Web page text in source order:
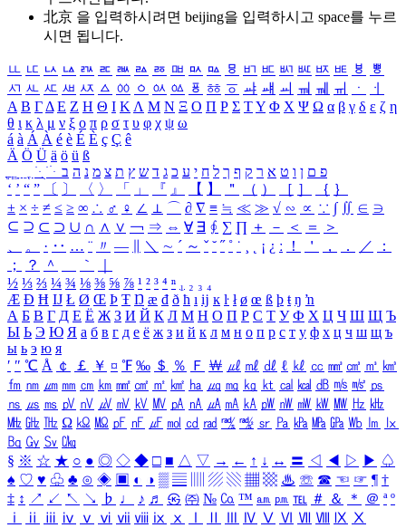
北京 을 입력하시려면 beijing을 입력하시고 space를 누르
시면 됩니다.
ㅥ ㅦ ㅧ ㅨ ㅩ ㅪ ㅫ ㅬ ㅭ ㅮ ㅯ ㅰ ㅱ ㅲ ㅳ ㅴ ㅵ ㅶ ㅷ ㅸ
ㅹ
ㅺ ㅻ ㅼ ㅽ ㅾ ㅿ ㆀ ㆁ ㆂ ㆃ ㆄ ㆅ ㆆ ㆇ ㆈ ㆉ ㆊ ㆋ ㆌ ㆍ
ㆎ
Α Β ΓΔ Ε Ζ Η Θ Ι ΚΛ Μ Ν Ξ Ο Π Ρ Σ ΤΥ Φ Χ Ψ Ω α β γ δ ε ζ η
θ ι κ λ μ ν ξ ο π ρ σ τ υ φ χ ψ ω
á à Á À é è É È ç Ç ê
Ä Ö Ü ä ö ü ß
ִֶֹ ֻּ ׁׂ פ ם ן ו ט א ר ק ף ך ל ח י ע כ ג ד ש ץ ת צ מ נ ה ב
‘ ’ “ ” 〔 〕 〈 〉 「 」 『 』 【 】 ＂ （ ） ［ ］ ｛ ｝
± × ÷ ≠ ≤ ≥ ∞ ∴ ♂ ♀ ∠ ⊥ ⌒ ∂ ∇ ≡ ≒ ≪ ≫ √ ∽ ∝ ∵ ∫ ∬ ∈ ∋
⊆ ⊇ ⊂ ⊃ ∪ ∩ ∧ ∨ ￢ ⇒ ⇔ ∀ ∃ ∮ ∑ ∏ ＋ － ＜ ＝
＞
、
。 · ‥ … ¨ 〃 ― ＼ ∼ ´ ～ ˇ ˘ ˝ ˚ ˙ ¸ ¡ ¿ ː ！ ＇ ， ． ／
：
；
？ ＾ ｀
½ ⅓ ⅔ ¼ ¾ ⅛ ⅜ ⅝ ⅞ ¹ ² ³ ⁴ ⁿ ₁ ₂ ₃ ₄
Æ Ð Ħ Ĳ Ł Ø Œ Þ Ŧ Ŋ æ đ ð ħ ı ĳ ĸ ŀ ł ø œ ß þ ŧ ŋ ŉ
А Б В Г Д Е Ё Ж З И Й К Л М Н О П Р С Т У Ф Х Ц Ч Ш Щ Ъ
Ы Ь Э Ю Я а б в г д е ё ж з и й к л м н о п р с т у ф х ц ч ш щ ъ
ы ь э ю я
′ ″ ℃ Å ￠ ￡ ￥ ¤ ℉ ‰ ＄ ％ Ｆ ￦ ㎕ ㎖ ㎗ ℓ ㎘ ㏄ ㎣ ㎤ ㎥ ㎦
㎙ ㎚ ㎛ ㎜ ㎝ ㎞ ㎟ ㎠ ㎡ ㎢ ㏊ ㎍ ㎎ ㎏ ㏏ ㎈ ㎉ ㏈ ㎧ ㎨ ㎰
㎱ ㎲ ㎳ ㎴ ㎵ ㎶ ㎷ ㎸ ㎹ ㎀ ㎁ ㎂ ㎃ ㎄ ㎺ ㎻ ㎽ ㎾ ㎿ ㎐ ㎑
㎒ ㎓ ㎔ Ω ㏀ ㏁ ㎊ ㎋ ㎌ ㏖ ㏅ ㎭ ㎮ ㎯ ㏛ ㎩ ㎪ ㎫ ㎬ ㏝ ㏐
㏓
㏃ ㏉ ㏜ ㏆
§ ※ ☆ ★ ○ ● ◎ ◇ ◆ □ ■ △ ▽ → ← ↑ ↓ ↔ 〓 ◁ ◀ ▷ ▶ ♤
♠ ♡ ♥ ♧ ♣ ⊙ ◈ ▣ ◐ ◑ ▒ ▤ ▨ ▧ ▦ ▩ ♨ ☏ ☎ ☜ ☞ ¶ †
‡ ↕ ↗ ↙ ↖ ↘ ♭ ♩ ♪ ♬ ㉿ ㈜ № ㏇ ™ ㏂ ㏘ ℡ ＃ ＆ ＊ ＠ ª º
ⅰ
ⅱ ⅲ ⅳ ⅴ ⅵ ⅶ ⅷ ⅸ ⅹ Ⅳ Ⅴ Ⅵ Ⅶ Ⅷ Ⅸ Ⅹ